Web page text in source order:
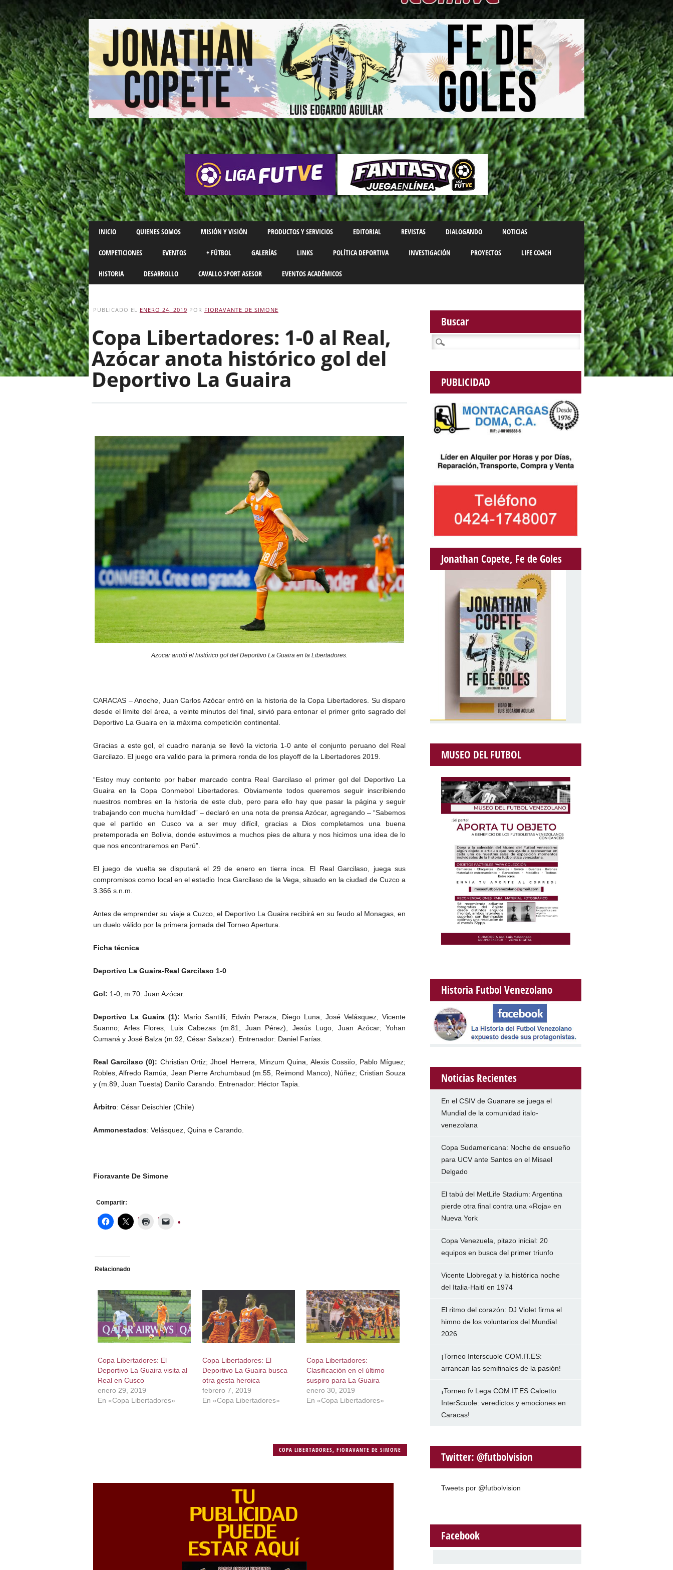
Main menu
Skip
to
content
INICIO QUIENES SOMOS MISIÓN Y VISIÓN PRODUCTOS Y SERVICIOS EDITORIAL REVISTAS DIALOGANDO NOTICIAS
COMPETICIONES EVENTOS + FÚTBOL GALERÍAS LINKS POLÍTICA DEPORTIVA INVESTIGACIÓN PROYECTOS LIFE COACH
HISTORIA DESARROLLO CAVALLO SPORT ASESOR EVENTOS ACADÉMICOS
PUBLICADO EL ENERO 24, 2019 POR FIORAVANTE DE SIMONE
Copa Libertadores: 1-0 al Real,
Azócar anota histórico gol del
Deportivo La Guaira
Azocar anotó el histórico gol del Deportivo La Guaira en la Libertadores.
CARACAS – Anoche, Juan Carlos Azócar entró en la historia de la Copa Libertadores. Su disparo
desde el límite del área, a veinte minutos del final, sirvió para entonar el primer grito sagrado del
Deportivo La Guaira en la máxima competición continental.
Gracias a este gol, el cuadro naranja se llevó la victoria 1-0 ante el conjunto peruano del Real
Garcilazo. El juego era valido para la primera ronda de los playoff de la Libertadores 2019.
“Estoy muy contento por haber marcado contra Real Garcilaso el primer gol del Deportivo La
Guaira en la Copa Conmebol Libertadores. Obviamente todos queremos seguir inscribiendo
nuestros nombres en la historia de este club, pero para ello hay que pasar la página y seguir
trabajando con mucha humildad” – declaró en una nota de prensa Azócar, agregando – “Sabemos
que el partido en Cusco va a ser muy difícil, gracias a Dios completamos una buena
pretemporada en Bolivia, donde estuvimos a muchos pies de altura y nos hicimos una idea de lo
que nos encontraremos en Perú”.
El juego de vuelta se disputará el 29 de enero en tierra inca. El Real Garcilaso, juega sus
compromisos como local en el estadio Inca Garcilaso de la Vega, situado en la ciudad de Cuzco a
3.366 s.n.m.
Antes de emprender su viaje a Cuzco, el Deportivo La Guaira recibirá en su feudo al Monagas, en
un duelo válido por la primera jornada del Torneo Apertura.
Ficha técnica
Deportivo La Guaira-Real Garcilaso 1-0
Gol: 1-0, m.70: Juan Azócar.
Deportivo La Guaira (1): Mario Santilli; Edwin Peraza, Diego Luna, José Velásquez, Vicente
Suanno; Arles Flores, Luis Cabezas (m.81, Juan Pérez), Jesús Lugo, Juan Azócar; Yohan
Cumaná y José Balza (m.92, César Salazar). Entrenador: Daniel Farías.
Real Garcilaso (0): Christian Ortiz; Jhoel Herrera, Minzum Quina, Alexis Cossiío, Pablo Míguez;
Robles, Alfredo Ramúa, Jean Pierre Archumbaud (m.55, Reimond Manco), Núñez; Cristian Souza
y (m.89, Juan Tuesta) Danilo Carando. Entrenador: Héctor Tapia.
Árbitro: César Deischler (Chile)
Ammonestados: Velásquez, Quina e Carando.
Fioravante De Simone
Compartir:
Relacionado
Copa Libertadores: El
Deportivo La Guaira visita al
Real en Cusco
enero 29, 2019
En «Copa Libertadores»
Copa Libertadores: El
Deportivo La Guaira busca
otra gesta heroica
febrero 7, 2019
En «Copa Libertadores»
Copa Libertadores:
Clasificación en el último
suspiro para La Guaira
enero 30, 2019
En «Copa Libertadores»
COPA LIBERTADORES ,FIORAVANTE DE SIMONE
Buscar
Buscar:
PUBLICIDAD
Jonathan Copete, Fe de Goles
MUSEO DEL FUTBOL
Historia Futbol Venezolano
Noticias Recientes
En el CSIV de Guanare se juega el
Mundial de la comunidad italo-
venezolana
Copa Sudamericana: Noche de ensueño
para UCV ante Santos en el Misael
Delgado
El tabú del MetLife Stadium: Argentina
pierde otra final contra una «Roja» en
Nueva York
Copa Venezuela, pitazo inicial: 20
equipos en busca del primer triunfo
Vicente Llobregat y la histórica noche
del Italia-Haití en 1974
El ritmo del corazón: DJ Violet firma el
himno de los voluntarios del Mundial
2026
¡Torneo Interscuole COM.IT.ES:
arrancan las semifinales de la pasión!
¡Torneo fv Lega COM.IT.ES Calcetto
InterScuole: veredictos y emociones en
Caracas!
Twitter: @futbolvision
Tweets por @futbolvision
Facebook